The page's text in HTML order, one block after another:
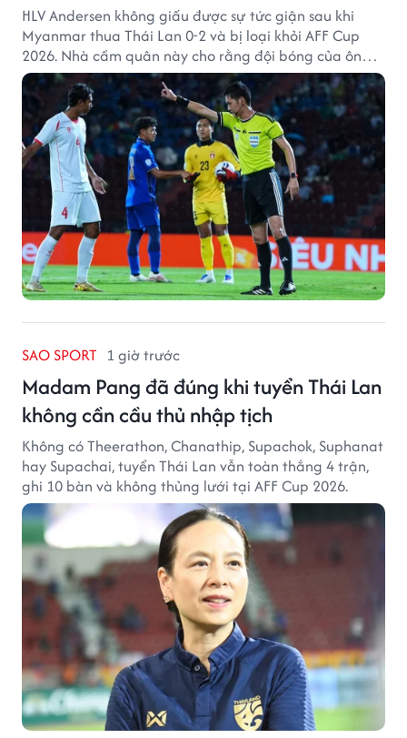
HLV Andersen không giấu được sự tức giận sau khi
Myanmar thua Thái Lan 0-2 và bị loại khỏi AFF Cup
2026. Nhà cầm quân này cho rằng đội bóng của ông
thất bại bởi những quyết định từ tổ trọng tài.
SAO SPORT 1 giờ trước
Madam Pang đã đúng khi tuyển Thái Lan
không cần cầu thủ nhập tịch
Không có Theerathon, Chanathip, Supachok, Suphanat
hay Supachai, tuyển Thái Lan vẫn toàn thắng 4 trận,
ghi 10 bàn và không thủng lưới tại AFF Cup 2026.